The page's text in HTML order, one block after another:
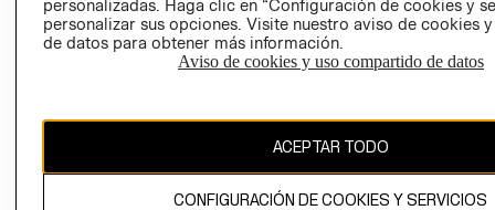
COOKIES
Chile ($)
personalizadas. Haga clic en “Configuración de cookies y
personalizar sus opciones. Visite nuestro aviso de cookies
de datos para obtener más información.
Aviso de cookies y uso compartido de datos
ACEPTAR TODO
CONFIGURACIÓN DE COOKIES Y SERVICIOS